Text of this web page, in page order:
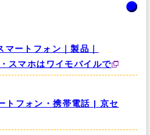
ートフォン｜製品｜
マホはワイモバイルで
フォン・携帯電話 | 京セ